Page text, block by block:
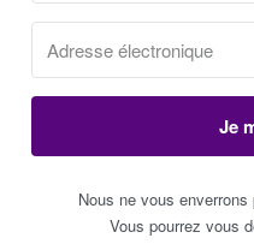
Je
Nous ne vous
Vous pourrez vous